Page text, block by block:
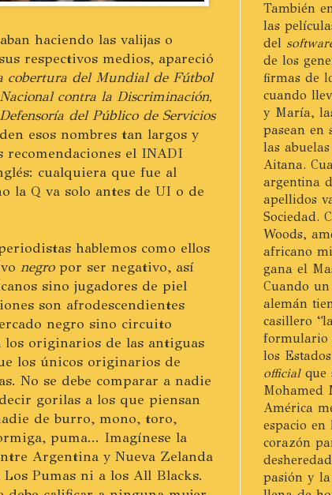
haciendo las valijas o
respectivos medios, apareció
cobertura del Mundial de Fútbol
contra la Discriminación,
Defensoría del Público de Servicios
esos nombres tan largos y
el INADI
cualquiera que fue al
la Q va solo antes de UI o de
hablemos como ellos
negropor ser negativo, así
sino jugadores de piel
son afrodescendientes
negro sino circuito
los originarios de las antiguas
los únicos originarios de
No se debe comparar a nadie
gorilas a los que piensan
de burro, mono, toro,
puma... Imagínese la
Argentina y Nueva Zelanda
Pumas ni a los All Blacks.
También
las
del
de los
firmas de
cuando
y María,
pasean en
las
Aitana.
argentina
apellidos
Sociedad.
Woods,
africano
gana el
Cuando
alemán
casillero
formulario
los
officialque
Mohamed
América
espacio
corazón
pasión y